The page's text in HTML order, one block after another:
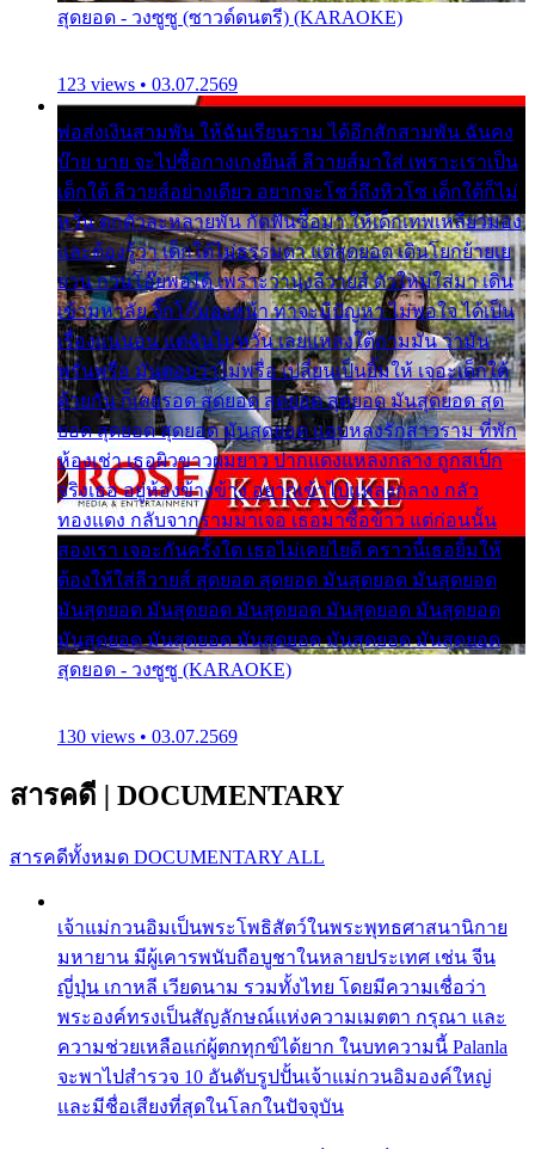
สุดยอด - วงซูซู (ซาวด์ดนตรี) (KARAOKE)
123 views • 03.07.2569
พ่อส่งเงินสามพัน ให้ฉันเรียนราม ได้อีกสักสามพัน ฉันคง
บ๊าย บาย จะไปซื้อกางเกงยีนส์ ลีวายส์มาใส่ เพราะเราเป็น
เด็กใต้ ลีวายส์อย่างเดียว อยากจะโชว์ถึงหิวโซ เด็กใต้ก็ไม่
หวั่น ตกตัวละหลายพัน กัดฟันซื้อมา ให้เด็กเทพเหลียวมอง
และต้องรู้ว่า เด็กใต้ไม่ธรรมดา แต่สุดยอด เดินโยกย้ายเย
ยวน กวนโอ๊ยพอได้ เพราะว่านุ่งลีวายส์ ตัวใหม่ใส่มา เดิน
เข้ามหาลัย จิ๊กโก๊มองหน้า ท่าจะมีปัญหา ไม่พอใจ ได้เป็น
เรื่องแน่นอน แต่ฉันไม่หวั่น เลยแหลงใต้ถามมัน ว่ามัน
พรั่นพรือ มันตอบว่าไม่พรื่อ เปลี่ยนเป็นยิ้มให้ เจอะเด็กใต้
ด้วยกัน ก็เลยรอด สุดยอด สุดยอด สุดยอด มันสุดยอด สุด
ยอด สุดยอด สุดยอด มันสุดยอด แอบหลงรักสาวราม ที่พัก
ห้องเช่า เธอผิวขาวผมยาว ปากแดงแหลงกลาง ถูกสเป็ก
จริงเธอ อยู่ห้องข้างข้าง อยากเข้าไปแหลงกลาง กลัว
ทองแดง กลับจากรามมาเจอ เธอมาซื้อข้าว แต่ก่อนนั้น
สองเรา เจอะกันครั้งใด เธอไม่เคยไยดี คราวนี้เธอยิ้มให้
ต้องให้ใส่ลีวายส์ สุดยอด สุดยอด มันสุดยอด มันสุดยอด
มันสุดยอด มันสุดยอด มันสุดยอด มันสุดยอด มันสุดยอด
มันสุดยอด มันสุดยอด มันสุดยอด มันสุดยอด มันสุดยอด
สุดยอด - วงซูซู (KARAOKE)
130 views • 03.07.2569
สารคดี | DOCUMENTARY
สารคดีทั้งหมด DOCUMENTARY ALL
เจ้าแม่กวนอิมเป็นพระโพธิสัตว์ในพระพุทธศาสนานิกาย
มหายาน มีผู้เคารพนับถือบูชาในหลายประเทศ เช่น จีน
ญี่ปุ่น เกาหลี เวียดนาม รวมทั้งไทย โดยมีความเชื่อว่า
พระองค์ทรงเป็นสัญลักษณ์แห่งความเมตตา กรุณา และ
ความช่วยเหลือแก่ผู้ตกทุกข์ได้ยาก ในบทความนี้ Palanla
จะพาไปสำรวจ 10 อันดับรูปปั้นเจ้าแม่กวนอิมองค์ใหญ่
และมีชื่อเสียงที่สุดในโลกในปัจจุบัน